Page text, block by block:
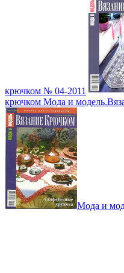
крючком № 04-2011
крючком Мода и
Мода и